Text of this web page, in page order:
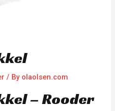
/ By olaolsen.com
– Rooder